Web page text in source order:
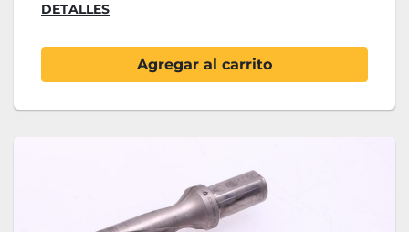
DETALLES
Agregar al carrito